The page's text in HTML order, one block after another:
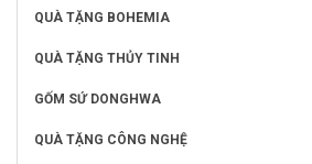
QUÀ TẶNG BOHEMIA
QUÀ TẶNG THỦY TINH
GỐM SỨ DONGHWA
QUÀ TẶNG CÔNG NGHỆ